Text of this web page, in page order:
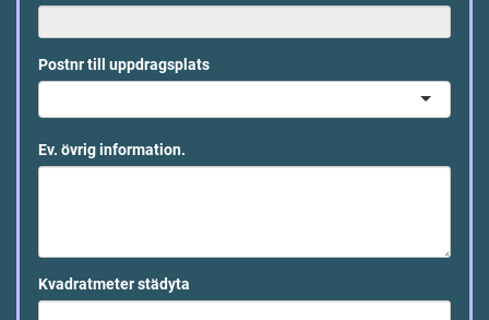
Postnr till uppdragsplats
Ev. övrig information.
Kvadratmeter städyta